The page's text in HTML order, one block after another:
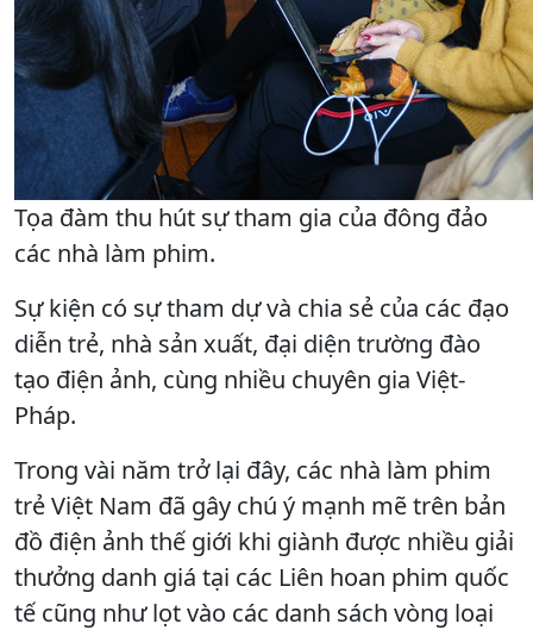
Tọa đàm thu hút sự tham gia của đông đảo
các nhà làm phim.
Sự kiện có sự tham dự và chia sẻ của các đạo
diễn trẻ, nhà sản xuất, đại diện trường đào
tạo điện ảnh, cùng nhiều chuyên gia Việt-
Pháp.
Trong vài năm trở lại đây, các nhà làm phim
trẻ Việt Nam đã gây chú ý mạnh mẽ trên bản
đồ điện ảnh thế giới khi giành được nhiều giải
thưởng danh giá tại các Liên hoan phim quốc
tế cũng như lọt vào các danh sách vòng loại